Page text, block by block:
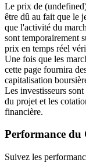
Futures USDT
Futures
Le prix de
être dû au fait que le
que l'activité du
sont temporairement
prix en temps réel
Une fois que les
cette page fournira
capitalisation
Les investisseurs
du projet et les
financière.
Performance du
Suivez les